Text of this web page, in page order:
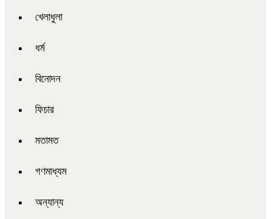
খেলাধুলা
ধর্ম
বিনোদন
ফিচার
মতামত
গণমাধ্যম
অন্যান্য